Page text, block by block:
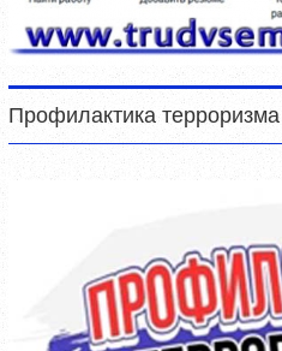
Профилактика терроризма